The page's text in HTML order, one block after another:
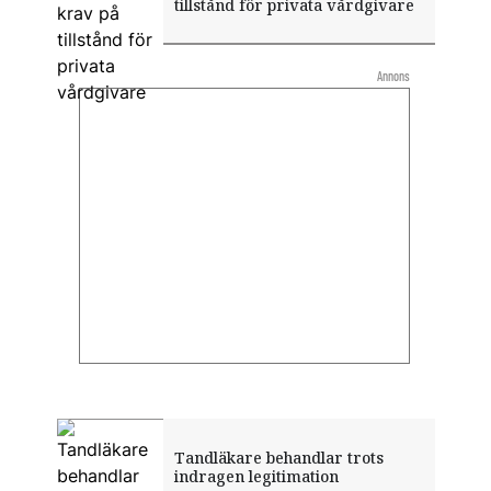
tillstånd för privata vårdgivare
Tandläkare behandlar trots
indragen legitimation
Annons